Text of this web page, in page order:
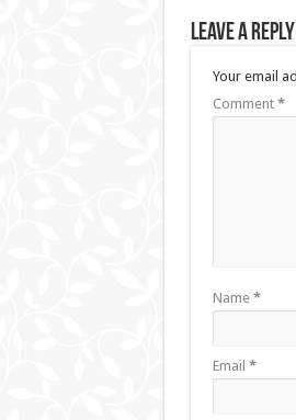
Leave a Reply
Your email
Comment *
Name *
Email *